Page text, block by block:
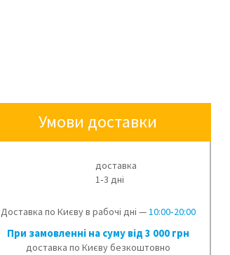
Умови доставки
доставка
1‑3 дні
Доставка по Києву в рабочі дні —10:00‑20:00
При замовленні на суму від 3 000 грн
доставка по Києву безкоштовно